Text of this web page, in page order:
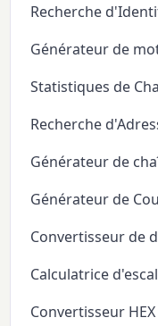
Recherche
Générateur de
Statistiques de
Recherche
Générateur de
Générateur de
Convertisseur de
Calculatrice
Convertisseur HEX